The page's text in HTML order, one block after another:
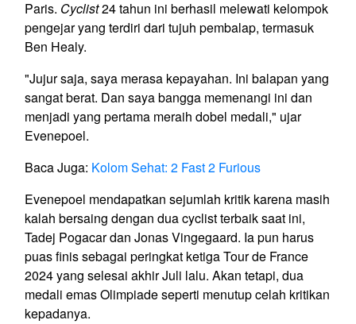
Paris. Cyclist24 tahun ini berhasil melewati kelompok
pengejar yang terdiri dari tujuh pembalap, termasuk
Ben Healy.
"Jujur saja, saya merasa kepayahan. Ini balapan yang
sangat berat. Dan saya bangga memenangi ini dan
menjadi yang pertama meraih dobel medali," ujar
Evenepoel.
Baca Juga: Kolom Sehat: 2 Fast 2 Furious
Evenepoel mendapatkan sejumlah kritik karena masih
kalah bersaing dengan dua cyclist terbaik saat ini,
Tadej Pogacar dan Jonas Vingegaard. Ia pun harus
puas finis sebagai peringkat ketiga Tour de France
2024 yang selesai akhir Juli lalu. Akan tetapi, dua
medali emas Olimpiade seperti menutup celah kritikan
kepadanya.